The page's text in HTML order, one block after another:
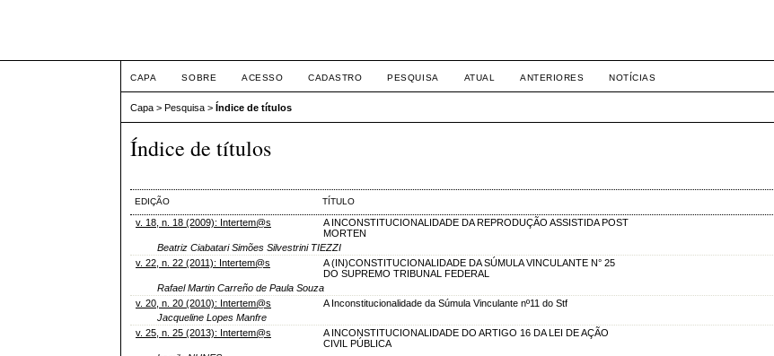
CAPA SOBRE ACESSO CADASTRO PESQUISA ATUAL ANTERIORES NOTÍCIAS
Capa >Pesquisa >Índice de títulos
Índice de títulos
EDIÇÃO TÍTULO
v. 18, n. 18 (2009): Intertem@s
A INCONSTITUCIONALIDADE DA REPRODUÇÃO ASSISTIDA POST
MORTEN
Beatriz Ciabatari Simões Silvestrini TIEZZI
v. 22, n. 22 (2011): Intertem@s
A (IN)CONSTITUCIONALIDADE DA SÚMULA VINCULANTE N° 25
DO SUPREMO TRIBUNAL FEDERAL
Rafael Martin Carreño de Paula Souza
v. 20, n. 20 (2010): Intertem@s
A Inconstitucionalidade da Súmula Vinculante nº11 do Stf
Jacqueline Lopes Manfre
v. 25, n. 25 (2013): Intertem@s
A INCONSTITUCIONALIDADE DO ARTIGO 16 DA LEI DE AÇÃO
CIVIL PÚBLICA